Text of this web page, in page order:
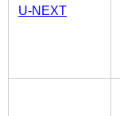
U-NEXT